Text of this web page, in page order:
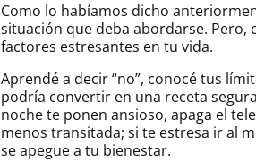
Como lo habíamos dicho
situación que deba abordarse.
factores estresantes en tu vida.
Aprendé a decir “no”, conocé tus
podría convertir en una receta
noche te ponen ansioso, apaga el
menos transitada; si te estresa ir al
se apegue a tu bienestar.